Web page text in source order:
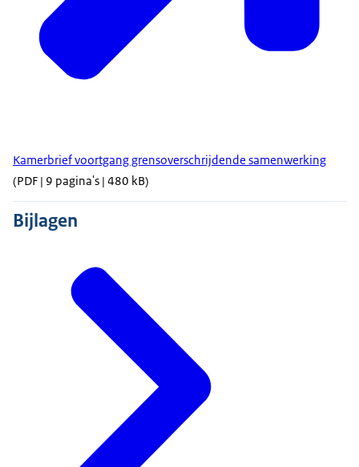
Kamerbrief voortgang grensoverschrijdende samenwerking
(PDF | 9 pagina's | 480 kB)
Bijlagen